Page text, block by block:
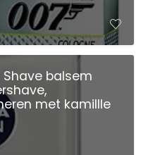
Shave balsem
met kamillle